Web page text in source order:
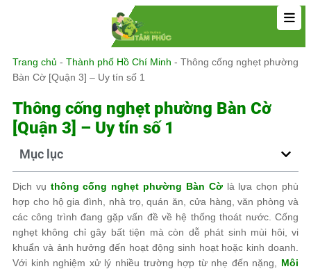
Trang chủ - Thành phố Hồ Chí Minh - Thông cống nghẹt phường
Bàn Cờ [Quận 3] – Uy tín số 1
Thông cống nghẹt phường Bàn Cờ
[Quận 3] – Uy tín số 1
Mục lục
Dịch vụ thông cống nghẹt phường Bàn Cờlà lựa chọn phù
hợp cho hộ gia đình, nhà trọ, quán ăn, cửa hàng, văn phòng và
các công trình đang gặp vấn đề về hệ thống thoát nước. Cống
nghẹt không chỉ gây bất tiện mà còn dễ phát sinh mùi hôi, vi
khuẩn và ảnh hưởng đến hoạt động sinh hoạt hoặc kinh doanh.
Với kinh nghiệm xử lý nhiều trường hợp từ nhẹ đến nặng, Môi